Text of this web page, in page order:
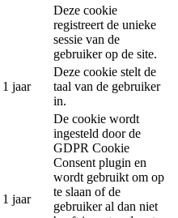
Deze cookie
registreert de unieke
sessie van de
gebruiker op de site.
1 jaar
Deze cookie stelt de
taal van de gebruiker
in.
1 jaar
De cookie wordt
ingesteld door de
GDPR Cookie
Consent plugin en
wordt gebruikt om op
te slaan of de
gebruiker al dan niet